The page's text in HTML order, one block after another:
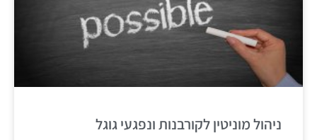
ניהול מוניטין לקורבנות ונפגעי גוגל